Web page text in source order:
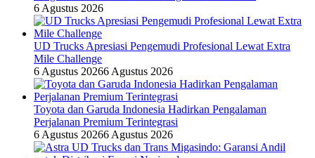
6 Agustus 2026
UD Trucks Apresiasi Pengemudi Profesional Lewat Extra
Mile Challenge
6 Agustus 20266 Agustus 2026
Toyota dan Garuda Indonesia Hadirkan Pengalaman
Perjalanan Premium Terintegrasi
6 Agustus 20266 Agustus 2026